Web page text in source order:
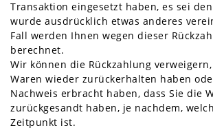
Transaktion eingesetzt haben, es sei
wurde ausdrücklich etwas anderes
Fall werden Ihnen wegen dieser
berechnet.
Wir können die Rückzahlung
Waren wieder zurückerhalten haben
Nachweis erbracht haben, dass Sie die
zurückgesandt haben, je nachdem,
Zeitpunkt ist.